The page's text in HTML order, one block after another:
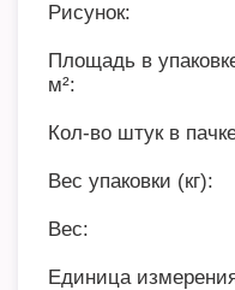
Рисунок:
Площадь в
м²:
Кол-во штук в
Вес упаковки (кг):
Вес:
Единица